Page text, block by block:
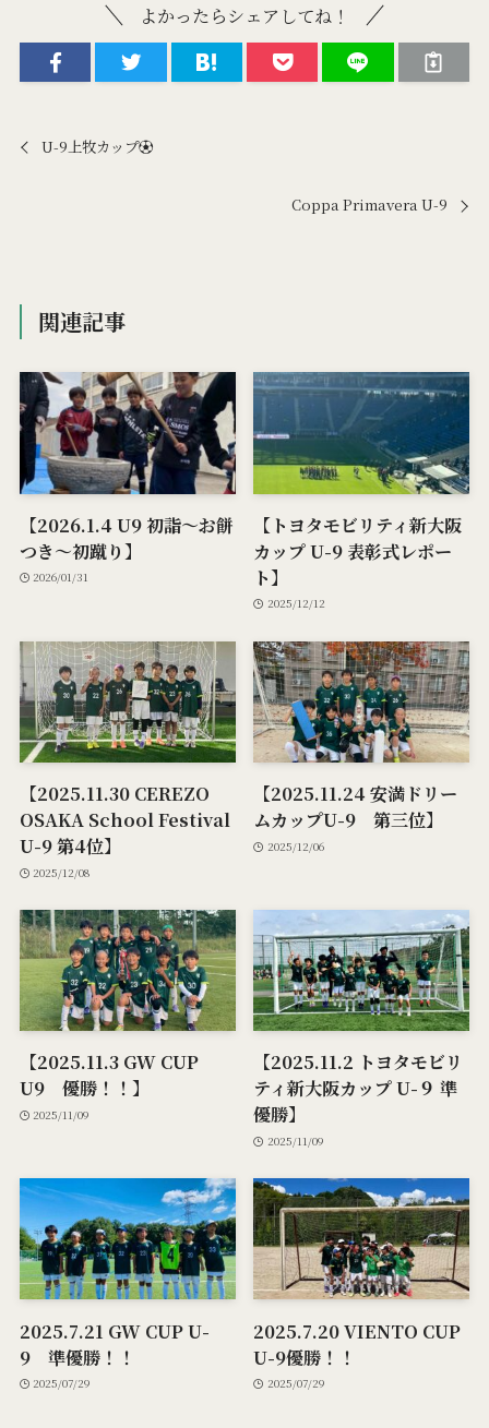
よかったらシェアしてね！
U-9上牧カップ⚽
Coppa Primavera U-9
関連記事
【2026.1.4 U9 初詣～お餅
つき～初蹴り】
2026/01/31
【トヨタモビリティ新大阪
カップ U-9 表彰式レポー
ト】
2025/12/12
【2025.11.30 CEREZO
OSAKA School Festival
U-9 第4位】
2025/12/08
【2025.11.24 安満ドリー
ムカップU-9 第三位】
2025/12/06
【2025.11.3 GW CUP
U9 優勝！！】
2025/11/09
【2025.11.2 トヨタモビリ
ティ新大阪カップ U-９ 準
優勝】
2025/11/09
2025.7.21 GW CUP U-
9 準優勝！！
2025/07/29
2025.7.20 VIENTO CUP
U-9優勝！！
2025/07/29